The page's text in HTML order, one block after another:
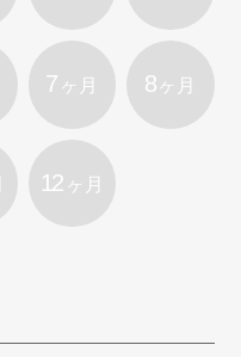
7 ヶ月 8 ヶ月
12 ヶ月